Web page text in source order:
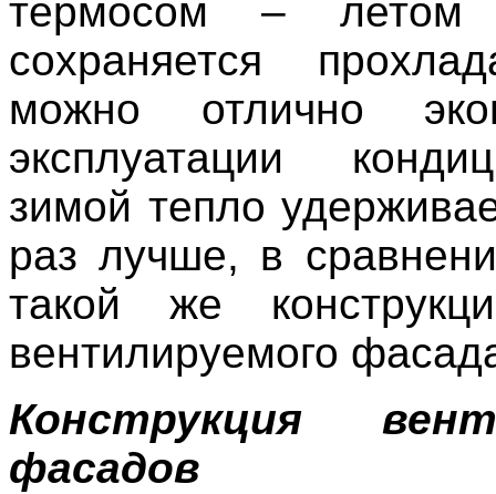
термосом – летом
сохраняется
можно отлично
эксплуатации
зимой тепло
раз лучше, в
такой же
вентилируемого
Конструкция
фасадов